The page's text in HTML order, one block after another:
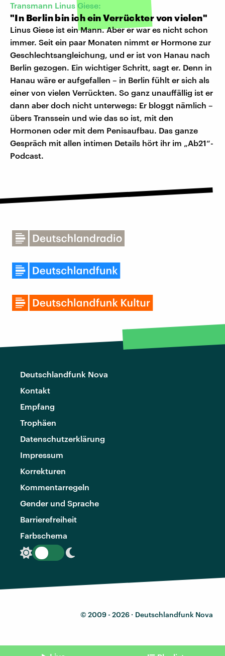
Transmann Linus Giese:
"In Berlin bin ich ein Verrückter von vielen"
Linus Giese ist ein Mann. Aber er war es nicht schon
immer. Seit ein paar Monaten nimmt er Hormone zur
Geschlechtsangleichung, und er ist von Hanau nach
Berlin gezogen. Ein wichtiger Schritt, sagt er. Denn in
Hanau wäre er aufgefallen – in Berlin fühlt er sich als
einer von vielen Verrückten. So ganz unauffällig ist er
dann aber doch nicht unterwegs: Er bloggt nämlich –
übers Transsein und wie das so ist, mit den
Hormonen oder mit dem Penisaufbau. Das ganze
Gespräch mit allen intimen Details hört ihr im „Ab21“-
Podcast.
Deutschlandfunk Nova
Kontakt
Empfang
Trophäen
Datenschutzerklärung
Impressum
Korrekturen
Kommentarregeln
Gender und Sprache
Barrierefreiheit
Farbschema
© 2009 - 2026 · Deutschlandfunk Nova